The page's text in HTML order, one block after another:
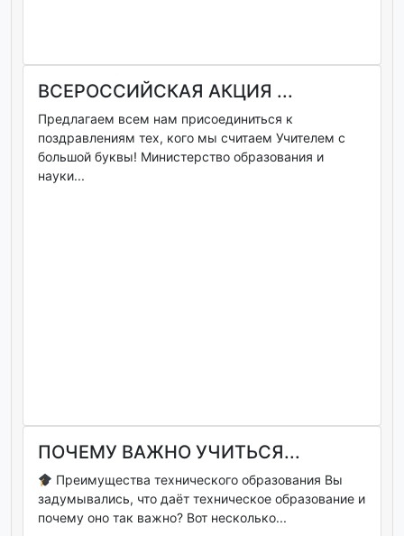
ВСЕРОССИЙСКАЯ АКЦИЯ ...
Предлагаем всем нам присоединиться к
поздравлениям тех, кого мы считаем Учителем с
большой буквы! Министерство образования и
науки...
ПОЧЕМУ ВАЖНО УЧИТЬСЯ...
Преимущества технического образования Вы
задумывались, что даёт техническое образование и
почему оно так важно? Вот несколько...